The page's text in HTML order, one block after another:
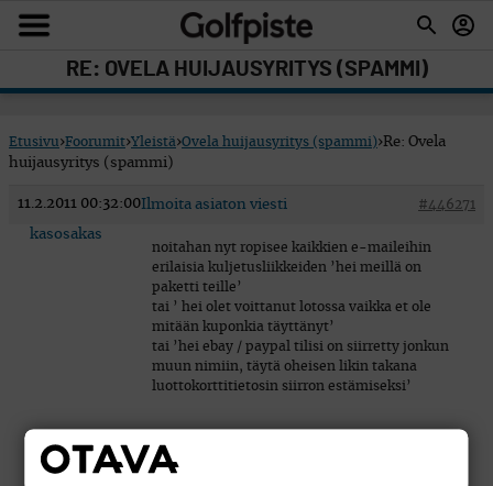
RE: OVELA HUIJAUSYRITYS (SPAMMI)
Etusivu›Foorumit›Yleistä›Ovela huijausyritys (spammi)›Re: Ovela
huijausyritys (spammi)
11.2.2011 00:32:00 #446271
Ilmoita asiaton viesti
kasosakas
noitahan nyt ropisee kaikkien e-maileihin
erilaisia kuljetusliikkeiden ’hei meillä on
paketti teille’
tai ’ hei olet voittanut lotossa vaikka et ole
mitään kuponkia täyttänyt’
tai ’hei ebay / paypal tilisi on siirretty jonkun
muun nimiin, täytä oheisen likin takana
luottokorttitietosin siirron estämiseksi’
e-mail tieto on puhtaasti massa spämmäystä…
ongitaan 1000 000 satunnaista e-mail osotetta